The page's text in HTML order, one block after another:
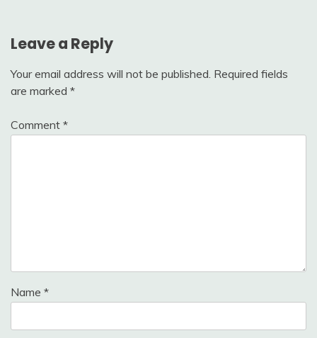
Leave a Reply
Your email address will not be published. Required fields
are marked *
Comment *
Name *